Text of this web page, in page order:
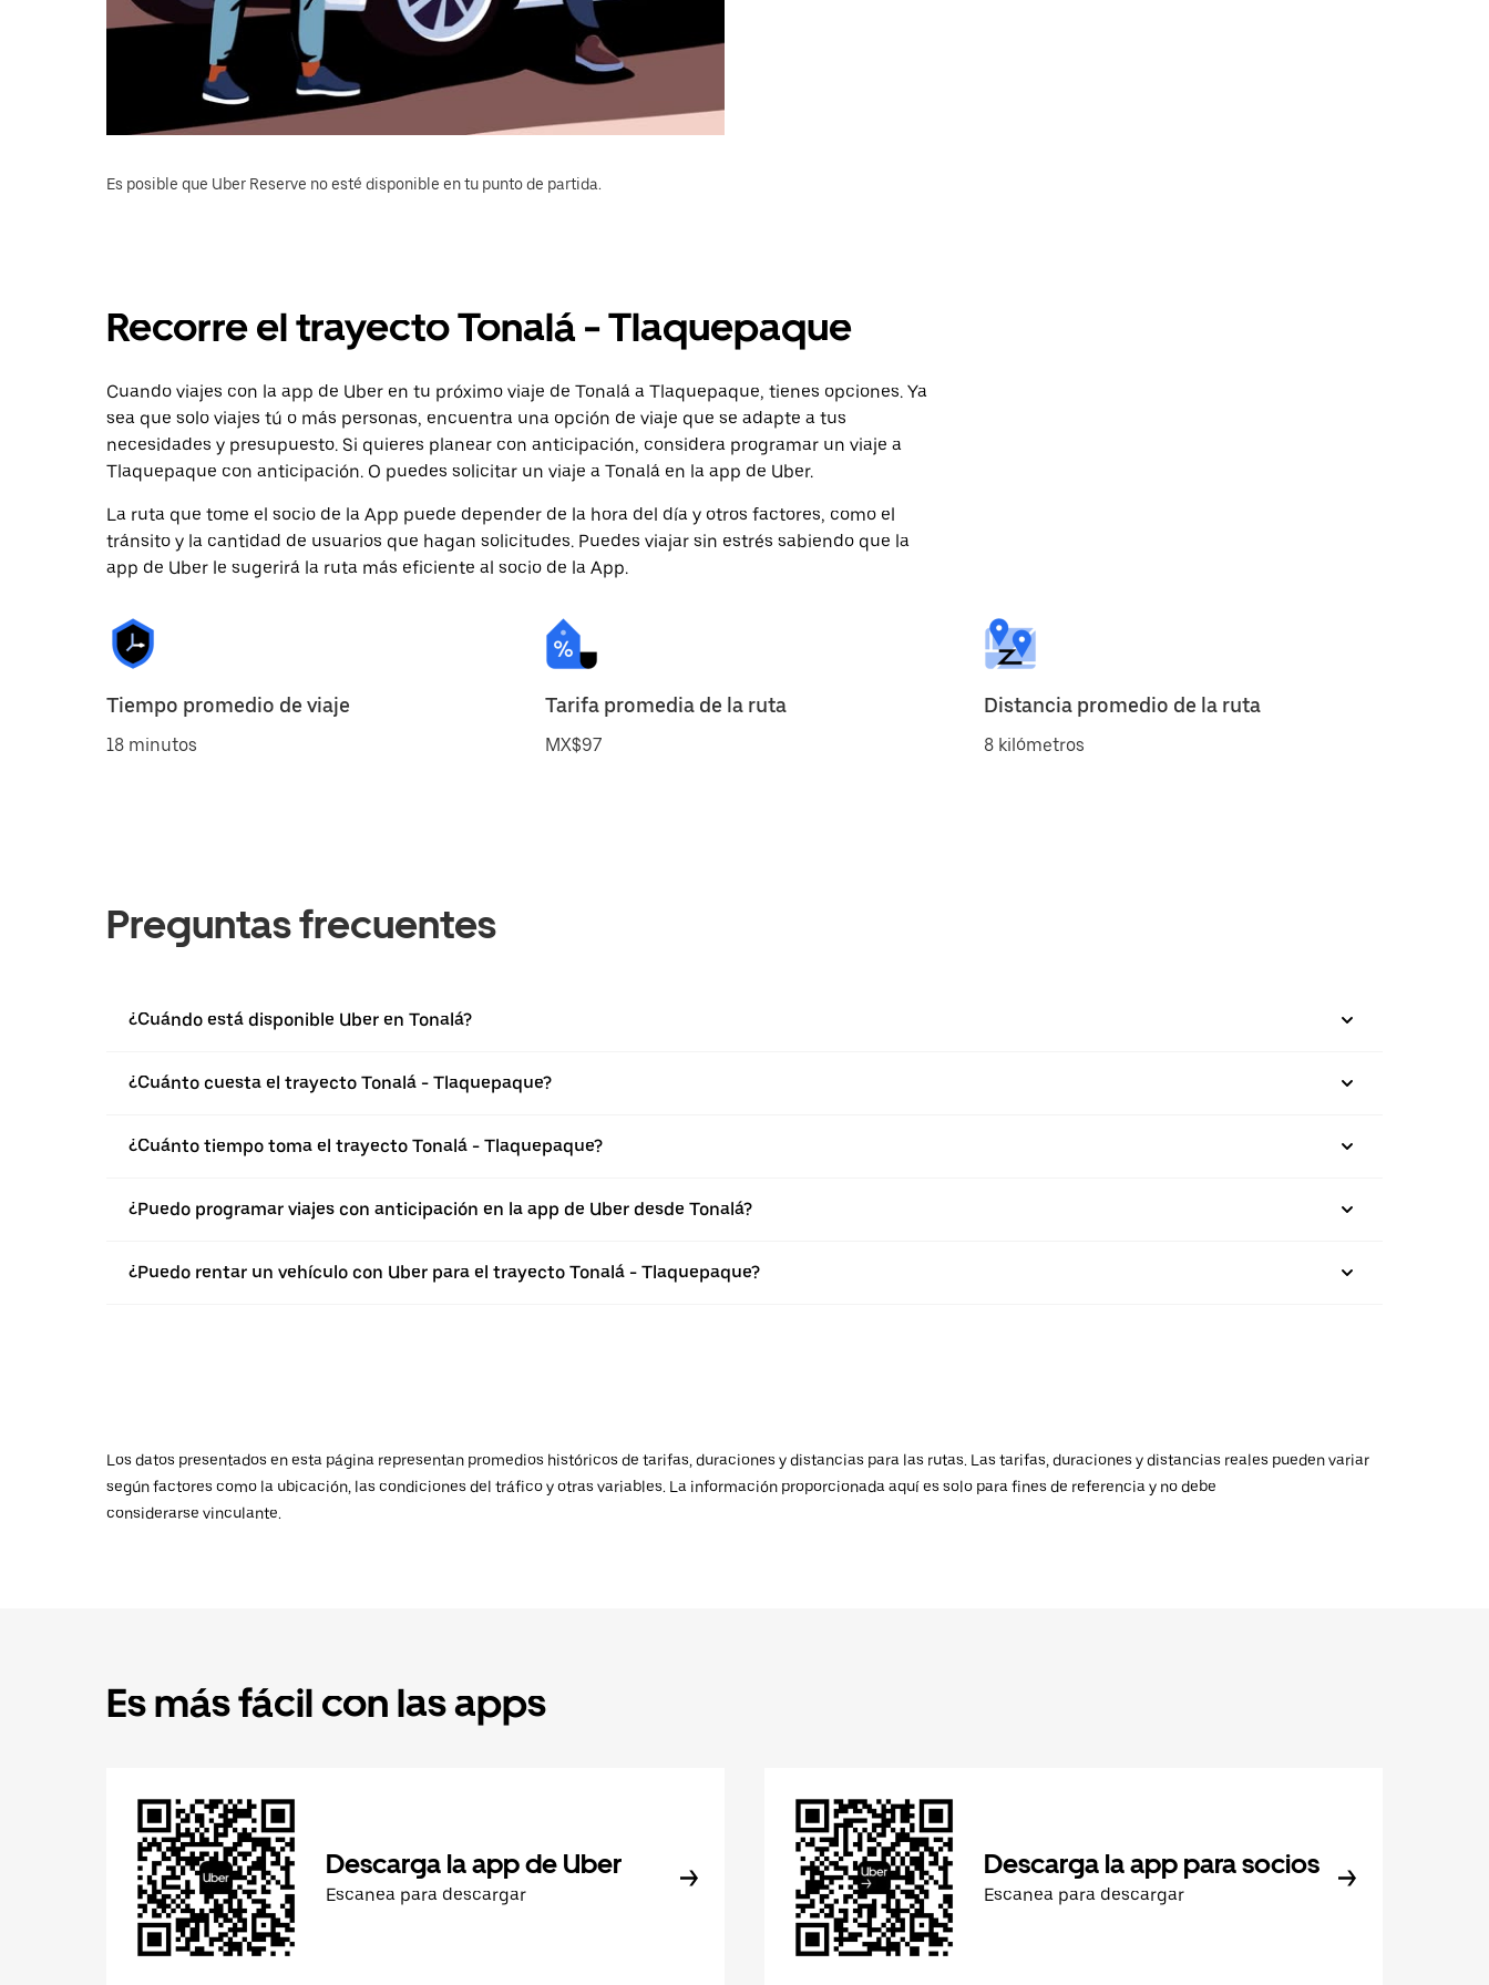
Es posible que Uber Reserve no esté disponible en tu punto de partida.
Recorre el trayecto Tonalá - Tlaquepaque
Cuando viajes con la app de Uber en tu próximo viaje de Tonalá a Tlaquepaque, tienes opciones. Ya
sea que solo viajes tú o más personas, encuentra una opción de viaje que se adapte a tus
necesidades y presupuesto. Si quieres planear con anticipación, considera programar un viaje a
Tlaquepaque con anticipación. O puedes solicitar un viaje a Tonalá en la app de Uber.
La ruta que tome el socio de la App puede depender de la hora del día y otros factores, como el
tránsito y la cantidad de usuarios que hagan solicitudes. Puedes viajar sin estrés sabiendo que la
app de Uber le sugerirá la ruta más eficiente al socio de la App.
Tiempo promedio de viaje
18 minutos
Tarifa promedia de la ruta
MX$97
Distancia promedio de la ruta
8 kilómetros
Preguntas frecuentes
¿Cuándo está disponible Uber en Tonalá?
¿Cuánto cuesta el trayecto Tonalá - Tlaquepaque?
¿Cuánto tiempo toma el trayecto Tonalá - Tlaquepaque?
¿Puedo programar viajes con anticipación en la app de Uber desde Tonalá?
¿Puedo rentar un vehículo con Uber para el trayecto Tonalá - Tlaquepaque?
Los datos presentados en esta página representan promedios históricos de tarifas, duraciones y distancias para las rutas. Las tarifas, duraciones y distancias reales pueden variar
según factores como la ubicación, las condiciones del tráfico y otras variables. La información proporcionada aquí es solo para fines de referencia y no debe
considerarse vinculante.
Es más fácil con las apps
Descarga la app de Uber
Escanea para descargar
Descarga la app para socios
Escanea para descargar